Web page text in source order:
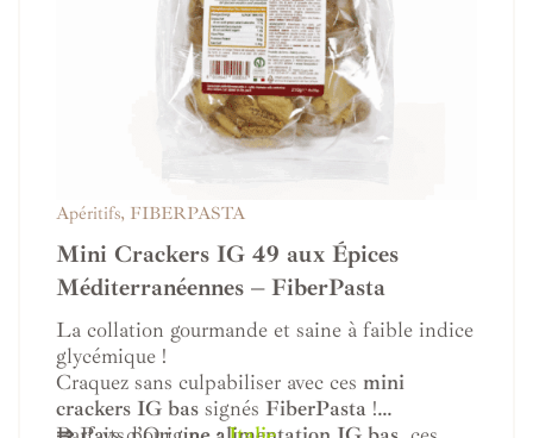
Apéritifs, FIBERPASTA
Mini Crackers IG 49 aux Épices
Méditerranéennes – FiberPasta
La collation gourmande et saine à faible indice
glycémique !
Craquez sans culpabiliser avec ces mini
crackers IG bas signés FiberPasta !